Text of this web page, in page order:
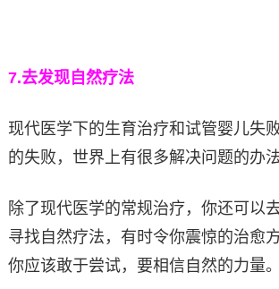
7.去发现自然疗法
现代医学下的生育治疗和试管婴儿失
的失败，世界上有很多解决问题的办法
除了现代医学的常规治疗，你还可以
寻找自然疗法，有时令你震惊的治愈
你应该敢于尝试，要相信自然的力量。